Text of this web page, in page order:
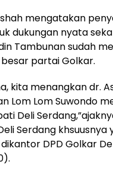
mengatakan
dukungan nyata
Tambunan sudah
partai Golkar.
kita menangkan dr.
Lom Lom Suwondo
Deli
Serdang khsuusnya
DPD Golkar